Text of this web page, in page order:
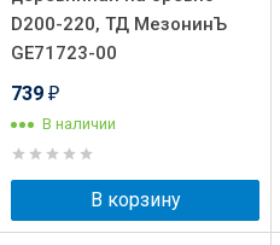
D200-220, ТД МезонинЪ
GE71723-00
739 ₽
В наличии
В корзину